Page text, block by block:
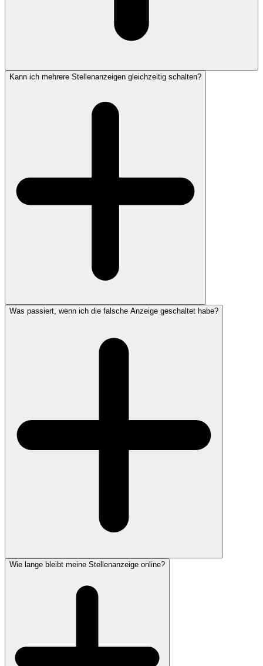
Kann ich mehrere Stellenanzeigen gleichzeitig schalten?
Was passiert, wenn ich die falsche Anzeige geschaltet habe?
Wie lange bleibt meine Stellenanzeige online?